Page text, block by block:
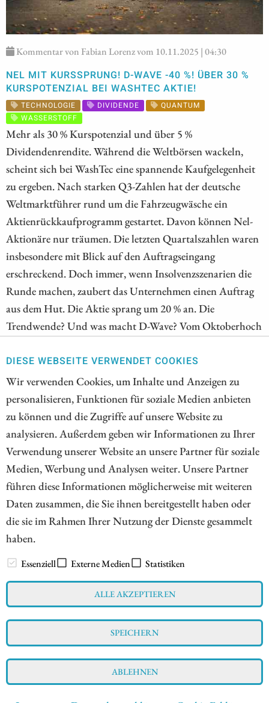
DIESE WEBSEITE VERWENDET COOKIES
Wir verwenden Cookies, um Inhalte und Anzeigen zu
personalisieren, Funktionen für soziale Medien anbieten
zu können und die Zugriffe auf unsere Website zu
analysieren. Außerdem geben wir Informationen zu Ihrer
Verwendung unserer Website an unsere Partner für soziale
Medien, Werbung und Analysen weiter. Unsere Partner
führen diese Informationen möglicherweise mit weiteren
Daten zusammen, die Sie ihnen bereitgestellt haben oder
die sie im Rahmen Ihrer Nutzung der Dienste gesammelt
haben.
Essenziell Externe Medien Statistiken
ALLE AKZEPTIEREN
SPEICHERN
ABLEHNEN
Kommentar von Fabian Lorenz vom 10.11.2025 | 04:30
NEL MIT KURSSPRUNG! D-WAVE -40 %! ÜBER 30 %
KURSPOTENZIAL BEI WASHTEC AKTIE!
TECHNOLOGIE DIVIDENDE
QUANTUM
WASSERSTOFF
Mehr als 30 % Kurspotenzial und über 5 %
Dividendenrendite. Während die Weltbörsen wackeln,
scheint sich bei WashTec eine spannende Kaufgelegenheit
zu ergeben. Nach starken Q3-Zahlen hat der deutsche
Weltmarktführer rund um die Fahrzeugwäsche ein
Aktienrückkaufprogramm gestartet. Davon können Nel-
Aktionäre nur träumen. Die letzten Quartalszahlen waren
insbesondere mit Blick auf den Auftragseingang
erschreckend. Doch immer, wenn Insolvenzszenarien die
Runde machen, zaubert das Unternehmen einen Auftrag
aus dem Hut. Die Aktie sprang um 20 % an. Die
Trendwende? Und was macht D-Wave? Vom Oktoberhoch
Quartalszahlen konnten nicht die erhoffte Wende
herbeiführen. Immerhin sind Millionen in der Kasse.
ZUM KOMMENTAR
1
zu ESG bewussten Unternehmen aus allen Teilen der Welt
Impressum
Datenschutz
Interessenskonflikt & Risikohinweis
Nutzungsbedingungen